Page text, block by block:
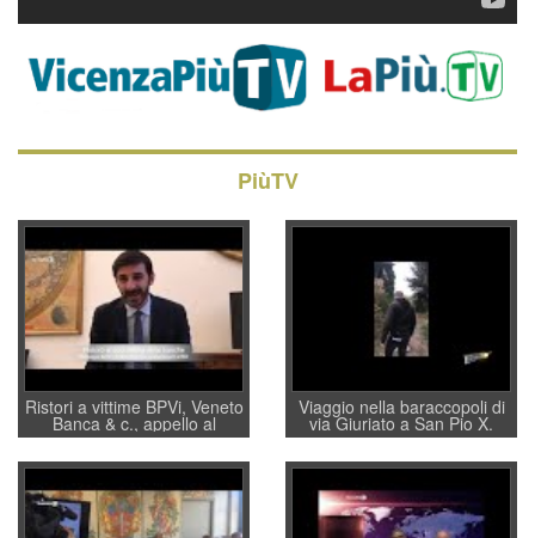
PiùTV
Ristori a vittime BPVi, Veneto
Banca & c., appello al
sottosegretario Alessio
Villarosa: per mettere ordine
convochi con Di Maio CNCU
a supporto della cabina di
regia al Mef
Viaggio nella baraccopoli di
via Giuriato a San Pio X.
Vicenza ai Vicentini: “faremo
un regalo di Natale ai
residenti”